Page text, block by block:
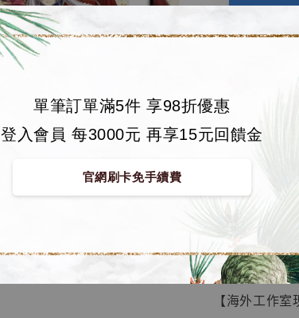
單筆訂單滿5件 享98折優惠
登入會員 每3000元 再享15元回饋金
官網刷卡免手續費
【
系
鳥山
工
NT$
🏝【無人島
【海外工作